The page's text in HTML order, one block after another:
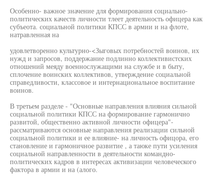
Особенно- важное значение для формирования социально-
политических качеств личности тлеет деятельность офицера как
субъеота. социальной политики КПСС в армии и на флоте,
натравленная на
удовлетворенно культурно-<Зыговых потребностей воинов, их
нужд и запросов, поддержание подлинно коллективистских
отношений меяду военнослужащими на службе и в быту,
сплочение воинских коллективов, утверждение социальной
справедливости, классовое и интернациональное воспитание
воинов.
В третьем разделе - "Основные направления влияния сильной
социальной политики КПСС на формирование гармонично
развитой, общественно активной личности офицера"-
рассматриваются основные направления реализации сильной
социальной политики и ее влияние- на личность офицора, его
становление и гармоничное развитие , а таюке пути усиления
социальной направленности в деятельности командно-
политических кадров в интересах активизации человеческого
фактора в армии и на (алого.